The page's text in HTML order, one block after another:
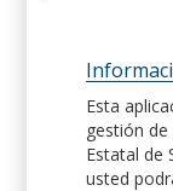
Esta
gestión
Estatal de
usted